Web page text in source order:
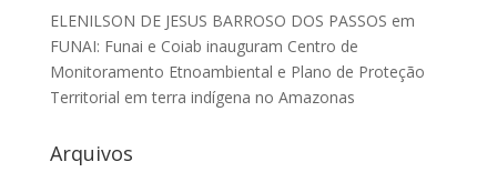
ELENILSON DE JESUS BARROSO DOS PASSOS em
FUNAI: Funai e Coiab inauguram Centro de
Monitoramento Etnoambiental e Plano de Proteção
Territorial em terra indígena no Amazonas
Arquivos